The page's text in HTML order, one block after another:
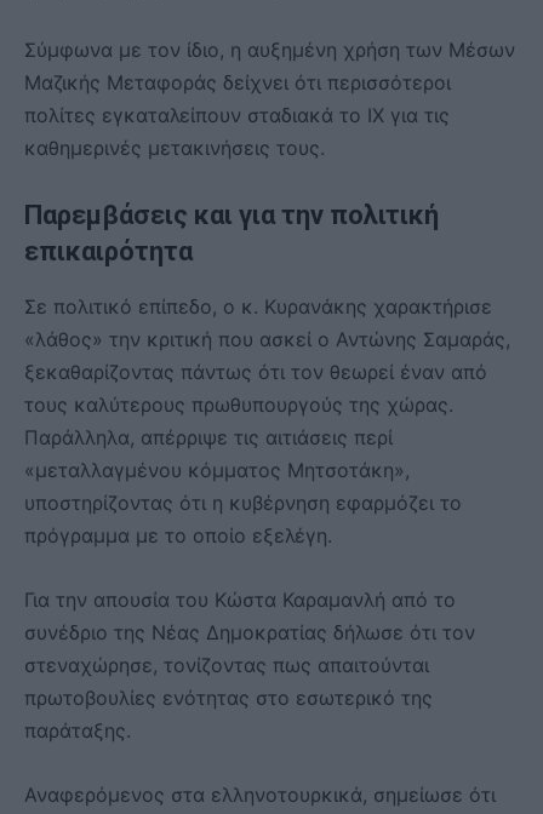
Σύμφωνα με τον ίδιο, η αυξημένη χρήση των Μέσων
Μαζικής Μεταφοράς δείχνει ότι περισσότεροι
πολίτες εγκαταλείπουν σταδιακά το ΙΧ για τις
καθημερινές μετακινήσεις τους.
Παρεμβάσεις και για την πολιτική
επικαιρότητα
Σε πολιτικό επίπεδο, ο κ. Κυρανάκης χαρακτήρισε
«λάθος» την κριτική που ασκεί ο Αντώνης Σαμαράς,
ξεκαθαρίζοντας πάντως ότι τον θεωρεί έναν από
τους καλύτερους πρωθυπουργούς της χώρας.
Παράλληλα, απέρριψε τις αιτιάσεις περί
«μεταλλαγμένου κόμματος Μητσοτάκη»,
υποστηρίζοντας ότι η κυβέρνηση εφαρμόζει το
πρόγραμμα με το οποίο εξελέγη.
Για την απουσία του Κώστα Καραμανλή από το
συνέδριο της Νέας Δημοκρατίας δήλωσε ότι τον
στεναχώρησε, τονίζοντας πως απαιτούνται
πρωτοβουλίες ενότητας στο εσωτερικό της
παράταξης.
Αναφερόμενος στα ελληνοτουρκικά, σημείωσε ότι